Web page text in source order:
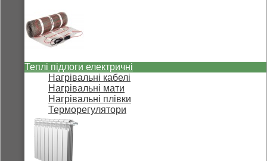
Теплі підлоги електричні
Нагрівальні кабелі
Нагрівальні мати
Нагрівальні плівки
Терморегулятори